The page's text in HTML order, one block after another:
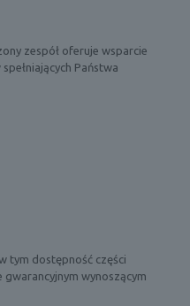
zespół oferuje wsparcie
Państwa
tym dostępność części
gwarancyjnym wynoszącym